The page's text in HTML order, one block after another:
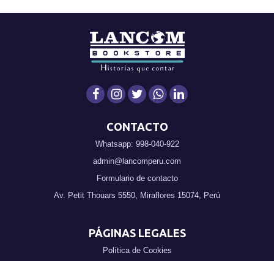
CONTACTO
Whatsapp: 998-040-922
admin@lancomperu.com
Formulario de contacto
Av. Petit Thouars 5550, Miraflores 15074, Perú
PÁGINAS LEGALES
Política de Cookies